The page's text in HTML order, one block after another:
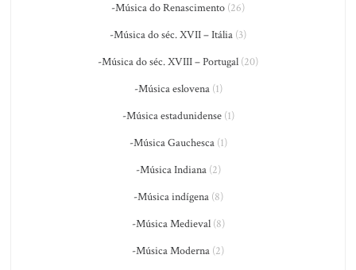
-Música do Renascimento (26)
-Música do séc. XVII – Itália (3)
-Música do séc. XVIII – Portugal (20)
-Música eslovena(1)
-Música estadunidense(1)
-Música Gauchesca(1)
-Música Indiana(2)
-Música indígena(8)
-Música Medieval(8)
-Música Moderna (2)